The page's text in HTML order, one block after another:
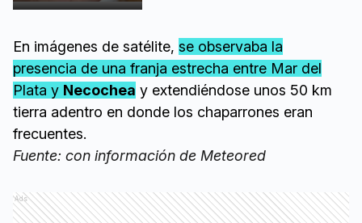
En imágenes de satélite, se observaba la
presencia de una franja estrecha entre Mar del
Plata y Necochea y extendiéndose unos 50 km
tierra adentro en donde los chaparrones eran
frecuentes.
Fuente: con información de Meteored
Ads